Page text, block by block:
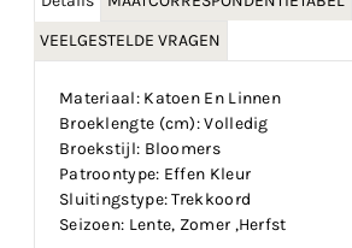
VEELGESTELDE VRAGEN
Materiaal: Katoen En Linnen
Broeklengte (cm): Volledig
Broekstijl: Bloomers
Patroontype: Effen Kleur
Sluitingstype: Trekkoord
Seizoen: Lente, Zomer ,Herfst